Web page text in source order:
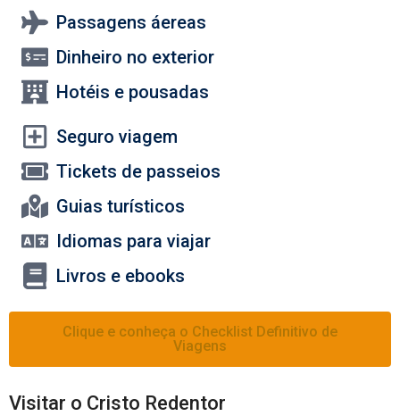
Passagens áereas
Dinheiro no exterior
Hotéis e pousadas
Seguro viagem
Tickets de passeios
Guias turísticos
Idiomas para viajar
Livros e ebooks
Clique e conheça o Checklist Definitivo de
Viagens
Visitar o Cristo Redentor